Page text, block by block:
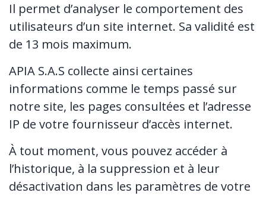
Il permet d’analyser le comportement des
utilisateurs d’un site internet. Sa validité est
de 13 mois maximum.
APIA S.A.S collecte ainsi certaines
informations comme le temps passé sur
notre site, les pages consultées et l’adresse
IP de votre fournisseur d’accès internet.
À tout moment, vous pouvez accéder à
l’historique, à la suppression et à leur
désactivation dans les paramètres de votre